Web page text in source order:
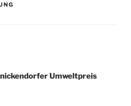
Umweltpreis